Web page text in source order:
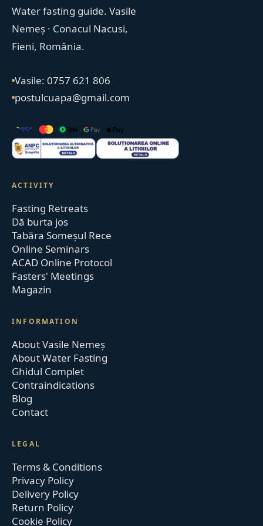
Water fasting guide. Vasile
Nemeș · Conacul Nacusi,
Fieni, România.
Vasile: 0757 621 806
postulcuapa@gmail.com
ACTIVITY
Fasting Retreats
Dă burta jos
Tabăra Someșul Rece
Online Seminars
ACAD Online Protocol
Fasters' Meetings
Magazin
INFORMATION
About Vasile Nemeș
About Water Fasting
Ghidul Complet
Contraindications
Blog
Contact
LEGAL
Terms & Conditions
Privacy Policy
Delivery Policy
Return Policy
Cookie Policy